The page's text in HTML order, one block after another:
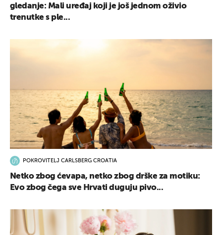
gledanje: Mali uređaj koji je još jednom oživio
trenutke s ple...
POKROVITELJ CARLSBERG CROATIA
Netko zbog ćevapa, netko zbog drške za motiku:
Evo zbog čega sve Hrvati duguju pivo...